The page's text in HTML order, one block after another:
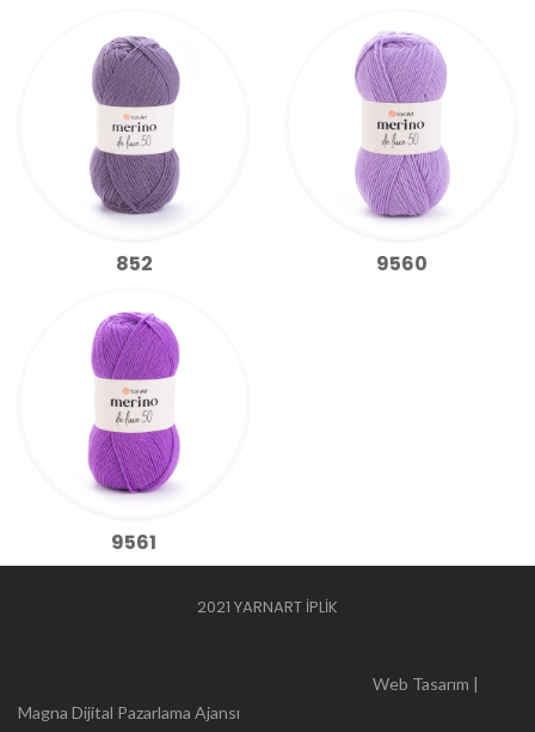
852 9560
9561
2021 YARNART İPLİK
Web Tasarım |
Magna Dijital Pazarlama Ajansı